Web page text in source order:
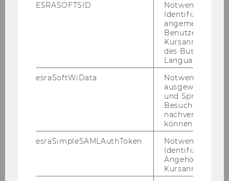
Conversation: Digital Remedies
https://complaw-in-
conversation.eventbrite.at
Datum 10.03.2020
ESRASOFTSID
Notwendig zur
Identifizierung
angemeldeten
Benutzers im
des Business
Language
esraSoftWiData
Notwendig um
ausgewählte
und
Besuchers
nachverfolgen
können.
esraSimpleSAMLAuthToken
Notwendig zur
Identifizierung
Angehörige/r für
Kursanmeldung.